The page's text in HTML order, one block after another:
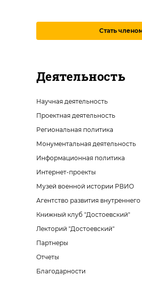
Стать
Деятельность
Научная деятельность
Проектная деятельность
Региональная политика
Монументальная деятельность
Информационная политика
Интернет-проекты
Музей военной истории РВИО
Агентство развития внутреннего
Книжный клуб "Достоевский"
Лекторий "Достоевский"
Партнеры
Отчеты
Благодарности